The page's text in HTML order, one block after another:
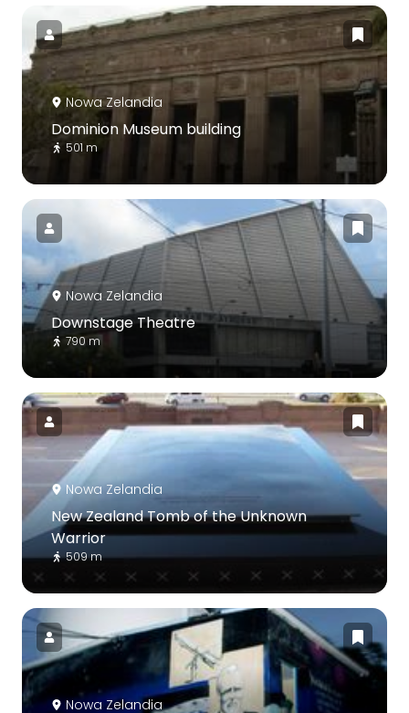
Nowa Zelandia
Dominion Museum building
501 m
Nowa Zelandia
Downstage Theatre
790 m
Nowa Zelandia
New Zealand Tomb of the Unknown
Warrior
509 m
Nowa Zelandia